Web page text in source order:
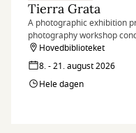
Tierra Grata
A photographic exhibition
photography workshop
peace signatories and
Grata, in the Serranía del
Hovedbiblioteket
8. - 21. august 2026
Hele dagen